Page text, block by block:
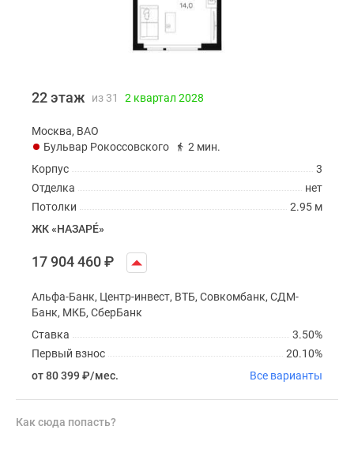
22 этаж из 31 2 квартал 2028
Москва, ВАО
Бульвар Рокоссовского
2 мин.
3
Корпус
нет
Отделка
2.95 м
Потолки
ЖК «НАЗАРÉ»
17 904 460₽
Альфа-Банк, Центр-инвест, ВТБ, Совкомбанк, СДМ-
Банк, МКБ, СберБанк
3.50%
Ставка
20.10%
Первый взнос
от 80 399 ₽/мес. Все варианты
Как сюда попасть?